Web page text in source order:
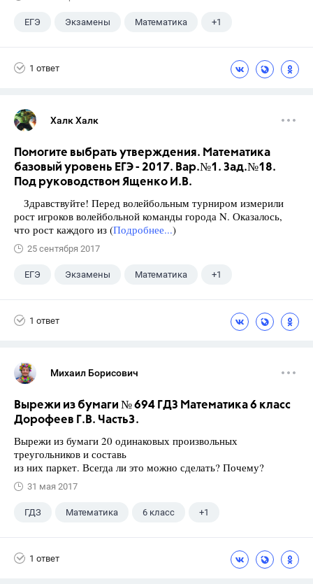
ЕГЭ Экзамены Математика +1
1 ответ
Халк Халк
Помогите выбрать утверждения. Математика
базовый уровень ЕГЭ - 2017. Вар.№1. Зад.№18.
Под руководством Ященко И.В.
Здравствуйте! Перед волейбольным турниром измерили
рост игроков волейбольной команды города N. Оказалось,
что рост каждого из (Подробнее...)
25 сентября 2017
ЕГЭ Экзамены Математика +1
1 ответ
Михаил Борисович
Вырежи из бумаги № 694 ГДЗ Математика 6 класс
Дорофеев Г.В. Часть3.
Вырежи из бумаги 20 одинаковых произвольных
треугольников и составь
из них паркет. Всегда ли это можно сделать? Почему?
31 мая 2017
ГДЗ Математика 6 класс +1
1 ответ